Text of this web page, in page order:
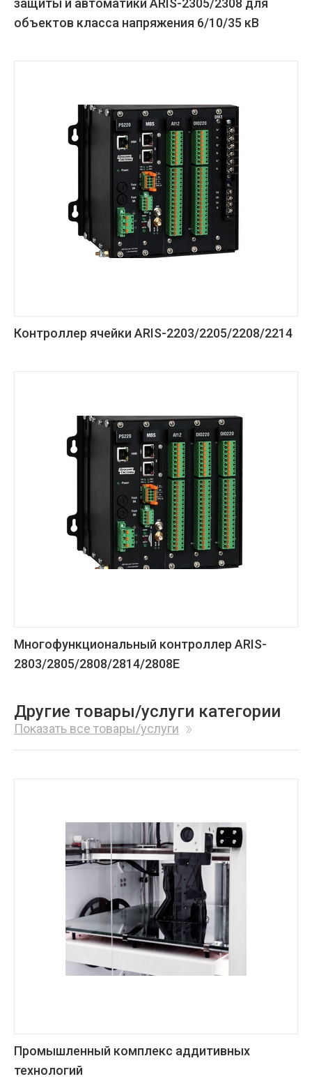
защиты и автоматики ARIS-2305/2308 для
объектов класса напряжения 6/10/35 кВ
Контроллер ячейки ARIS-2203/2205/2208/2214
Многофункциональный контроллер ARIS-
2803/2805/2808/2814/2808Е
Другие товары/услуги категории
Показать все товары/услуги
Промышленный комплекс аддитивных
технологий